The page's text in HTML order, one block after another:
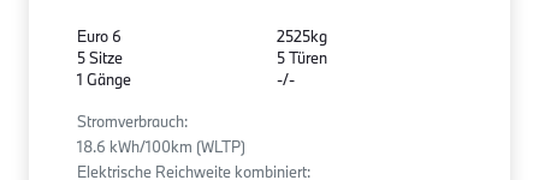
Euro 6
5 Sitze
1 Gänge
2525kg
5 Türen
-/-
Stromverbrauch:
18.6 kWh/100km (WLTP)
Elektrische Reichweite kombiniert: